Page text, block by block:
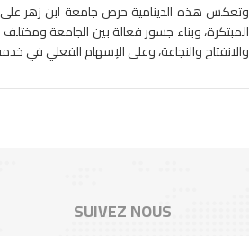
وتعكس هذه الدينامية حرص جامعة ابن زهر على
المبتكرة، وبناء جسور فعالة بين الجامعة
والانفتاح والنجاعة، وعلى الإسهام الفعلي في
SUIVEZ NOUS